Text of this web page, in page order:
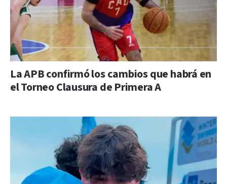
La APB confirmó los cambios que habrá en
el Torneo Clausura de Primera A